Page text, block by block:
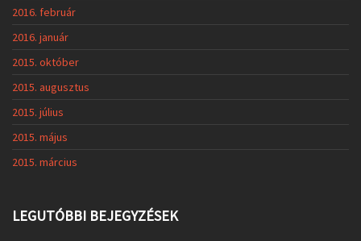
2016. február
2016. január
2015. október
2015. augusztus
2015. július
2015. május
2015. március
LEGUTÓBBI BEJEGYZÉSEK